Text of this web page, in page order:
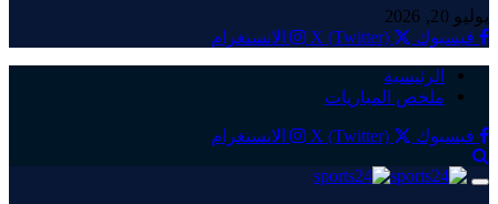
يوليو 20, 2026
فيسبوك
X (Twitter) الانستغرام
الرئيسية
ملخص المباريات
فيسبوك X (Twitter) الانستغرام